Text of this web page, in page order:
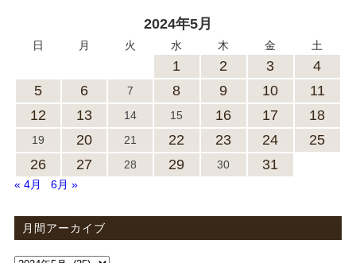
2024年5月
日 月 火 水 木 金 土
1 2 3
4
5
6 7 8 9 10
11
12
13 14 15 16 17 18
19 20 21 22 23 24
25
26
27 28 29 30 31
« 4月 6月 »
月間アーカイブ